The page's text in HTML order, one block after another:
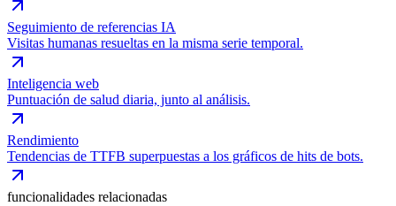
Seguimiento de referencias IA
Visitas humanas resueltas en la misma serie temporal.
Inteligencia web
Puntuación de salud diaria, junto al análisis.
Rendimiento
Tendencias de TTFB superpuestas a los gráficos de hits de bots.
funcionalidades relacionadas